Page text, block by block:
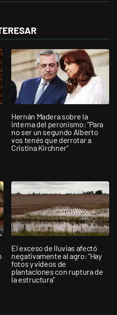
Hernán Madera sobre la
interna del peronismo: "Para
no ser un segundo Alberto
vos tenés que derrotar a
Cristina Kirchner”
El exceso de lluvias afectó
negativamente al agro: "Hay
fotos y videos de
plantaciones con ruptura de
la estructura"